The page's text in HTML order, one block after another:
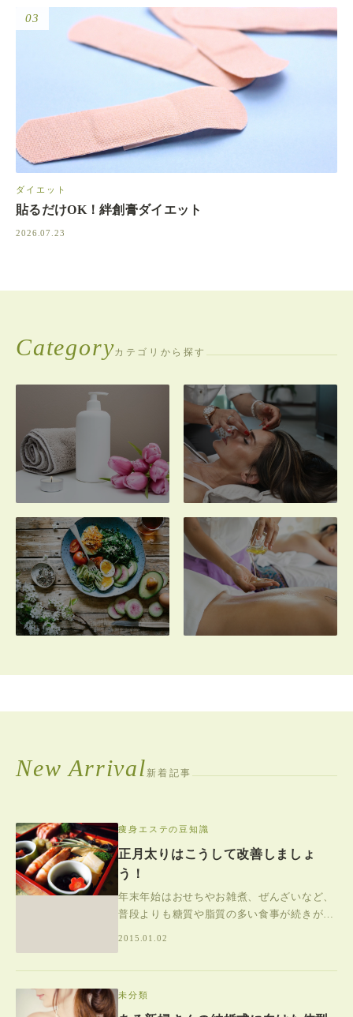
03
ダイエット
貼るだけOK！絆創膏ダイエット
2026.07.23
Categoryカテゴリから探す
脱毛
フェイシャル・毛穴ケ
ア
New Arrival 新着記事
痩身エステの豆知識
正月太りはこうして改善しましょ
う！
年末年始はおせちやお雑煮、ぜんざいなど、
普段よりも糖質や脂質の多い食事が続きがち
2015.01.02
未分類